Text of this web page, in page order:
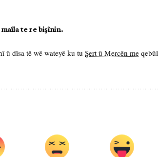
te re bişînin.
û dîsa tê wê wateyê ku tu Şert û Mercên me qebûl